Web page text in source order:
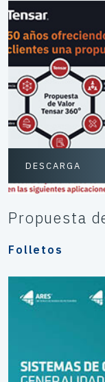
DESCARGA
Propuesta
Folletos